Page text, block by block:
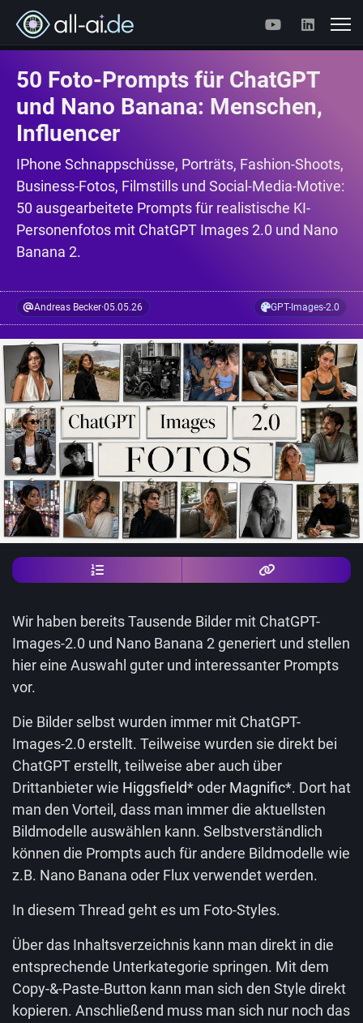
50 Foto-Prompts für ChatGPT
und Nano Banana: Menschen,
Influencer
IPhone Schnappschüsse, Porträts, Fashion-Shoots,
Business-Fotos, Filmstills und Social-Media-Motive:
50 ausgearbeitete Prompts für realistische KI-
Personenfotos mit ChatGPT Images 2.0 und Nano
Banana 2.
Andreas Becker·05.05.26 GPT-Images-2.0
Wir haben bereits Tausende Bilder mit ChatGPT-
Images-2.0 und Nano Banana 2 generiert und stellen
hier eine Auswahl guter und interessanter Prompts
vor.
Die Bilder selbst wurden immer mit ChatGPT-
Images-2.0 erstellt. Teilweise wurden sie direkt bei
ChatGPT erstellt, teilweise aber auch über
Drittanbieter wie Higgsfield* oder Magnific*. Dort hat
man den Vorteil, dass man immer die aktuellsten
Bildmodelle auswählen kann. Selbstverständlich
können die Prompts auch für andere Bildmodelle wie
z.B. Nano Banana oder Flux verwendet werden.
In diesem Thread geht es um Foto-Styles.
Über das Inhaltsverzeichnis kann man direkt in die
entsprechende Unterkategorie springen. Mit dem
Copy-&-Paste-Button kann man sich den Style direkt
kopieren. Anschließend muss man sich nur noch das